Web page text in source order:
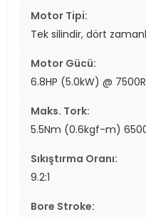
Motor Tipi:
Tek silindir, dört
Motor Gücü:
6.8HP (5.0kW) @
Maks. Tork:
5.5Nm (0.6kgf-m)
Sıkıştırma Oranı:
9.2:1
Bore Stroke: